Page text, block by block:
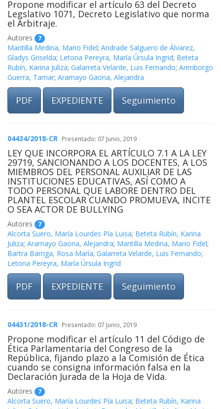
Propone modificar el artículo 63 del Decreto
Legslativo 1071, Decreto Legislativo que norma
el Arbitraje.
Autores 7
Mantilla Medina, Mario Fidel; Andrade Salguero de Álvarez,
Gladys Griselda; Letona Pereyra, María Úrsula Ingrid; Beteta
Rubín, Karina Juliza; Galarreta Velarde, Luis Fernando; Arimborgo
Guerra, Tamar; Aramayo Gaona, Alejandra
PDF EXPEDIENTE Seguimiento
04434/2018-CR Presentado: 07 Junio, 2019
LEY QUE INCORPORA EL ARTÍCULO 7.1 A LA LEY
29719, SANCIONANDO A LOS DOCENTES, A LOS
MIEMBROS DEL PERSONAL AUXILIAR DE LAS
INSTITUCIONES EDUCATIVAS, ASÍ COMO A
TODO PERSONAL QUE LABORE DENTRO DEL
PLANTEL ESCOLAR CUANDO PROMUEVA, INCITE
O SEA ACTOR DE BULLYING
Autores 7
Alcorta Suero, María Lourdes Pía Luisa; Beteta Rubín, Karina
Juliza; Aramayo Gaona, Alejandra; Mantilla Medina, Mario Fidel;
Bartra Barriga, Rosa María; Galarreta Velarde, Luis Fernando;
Letona Pereyra, María Úrsula Ingrid
PDF EXPEDIENTE Seguimiento
04431/2018-CR Presentado: 07 Junio, 2019
Propone modificar el artículo 11 del Código de
Ética Parlamentaria del Congreso de la
República, fijando plazo a la Comisión de Ética
cuando se consigna información falsa en la
Declaración Jurada de la Hoja de Vida.
Autores 7
Alcorta Suero, María Lourdes Pía Luisa; Beteta Rubín, Karina